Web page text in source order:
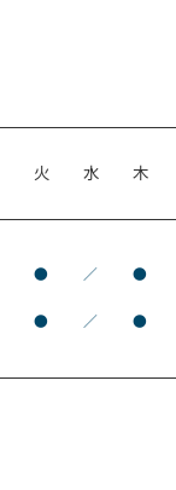
火 水 木
● ／ ●
● ／ ●